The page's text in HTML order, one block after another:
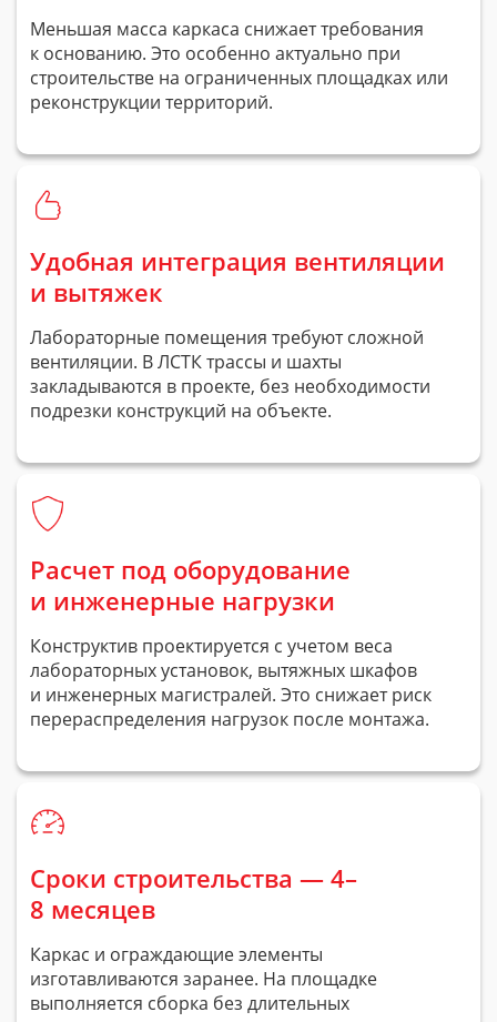
Меньшая масса каркаса снижает требования
к основанию. Это особенно актуально при
строительстве на ограниченных площадках или
реконструкции территорий.
Удобная интеграция вентиляции
и вытяжек
Лабораторные помещения требуют сложной
вентиляции. В ЛСТК трассы и шахты
закладываются в проекте, без необходимости
подрезки конструкций на объекте.
Расчет под оборудование
и инженерные нагрузки
Конструктив проектируется с учетом веса
лабораторных установок, вытяжных шкафов
и инженерных магистралей. Это снижает риск
перераспределения нагрузок после монтажа.
Сроки строительства — 4–
8 месяцев
Каркас и ограждающие элементы
изготавливаются заранее. На площадке
выполняется сборка без длительных